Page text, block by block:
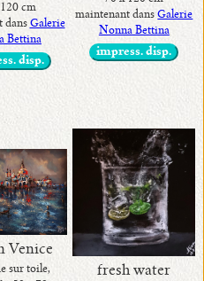
cm
dans Galerie
Bettina
disp.
maintenant dansGalerie
Nonna Bettina
impress. disp.
Venice
sur toile,
fresh water